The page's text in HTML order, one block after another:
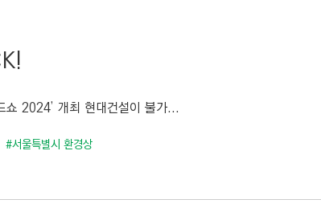
2024’ 개최 현대건설이 불가...
#서울특별시 환경상